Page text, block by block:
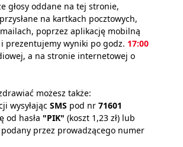
głosy oddane na tej stronie,
na kartkach pocztowych,
poprzez aplikację mobilną
prezentujemy wyniki po godz. 17:00
a na stronie internetowej o
możesz także:
wysyłając SMS pod nr 71601
od hasła "PIK" (koszt 1,23 zł) lub
przez prowadzącego numer